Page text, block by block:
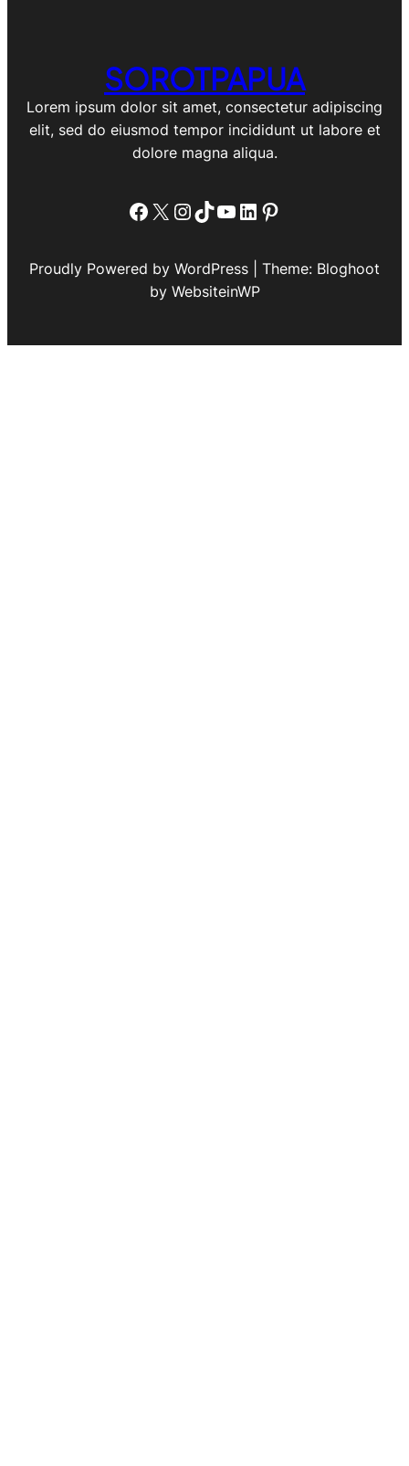
SOROTPAPUA
Lorem ipsum dolor sit amet, consectetur adipiscing
elit, sed do eiusmod tempor incididunt ut labore et
dolore magna aliqua.
Facebook
X Instagram
TikTok
YouTube
LinkedIn
Pinterest
Proudly Powered by WordPress | Theme: Bloghoot
by WebsiteinWP